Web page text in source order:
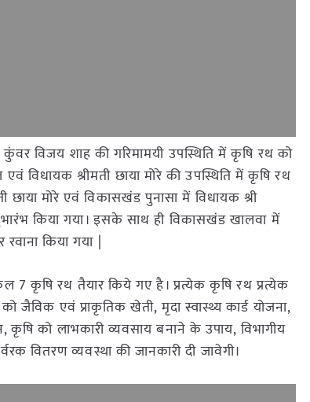
विजय शाह की गरिमामयी उपस्थिति में कृषि रथ को
विधायक श्रीमती छाया मोरे की उपस्थिति में कृषि रथ
छाया मोरे एवं विकासखंड पुनासा में विधायक श्री
किया गया। इसके साथ ही विकासखंड खालवा में
किया गया |
कृषि रथ तैयार किये गए है। प्रत्येक कृषि रथ प्रत्येक
एवं प्राकृतिक खेती, मृदा स्वास्थ्य कार्ड योजना,
को लाभकारी व्यवसाय बनाने के उपाय, विभागीय
वितरण व्यवस्था की जानकारी दी जावेगी।